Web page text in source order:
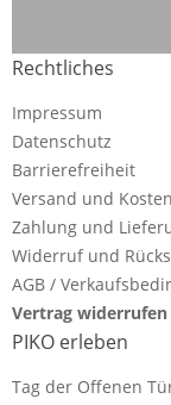
Rechtliches
Impressum
Datenschutz
Barrierefreiheit
Versand und Kosten
Zahlung und
Widerruf und
AGB /
Vertrag widerrufen
PIKO erleben
Tag der Offenen